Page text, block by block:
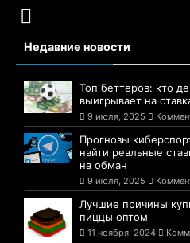
Недавние новости
Топ беттеров: кто
выигрывает на
9 июля, 2025
Прогнозы
найти реальные
на обман
9 июля, 2025
Лучшие причины
пиццы оптом
11 ноября, 2024